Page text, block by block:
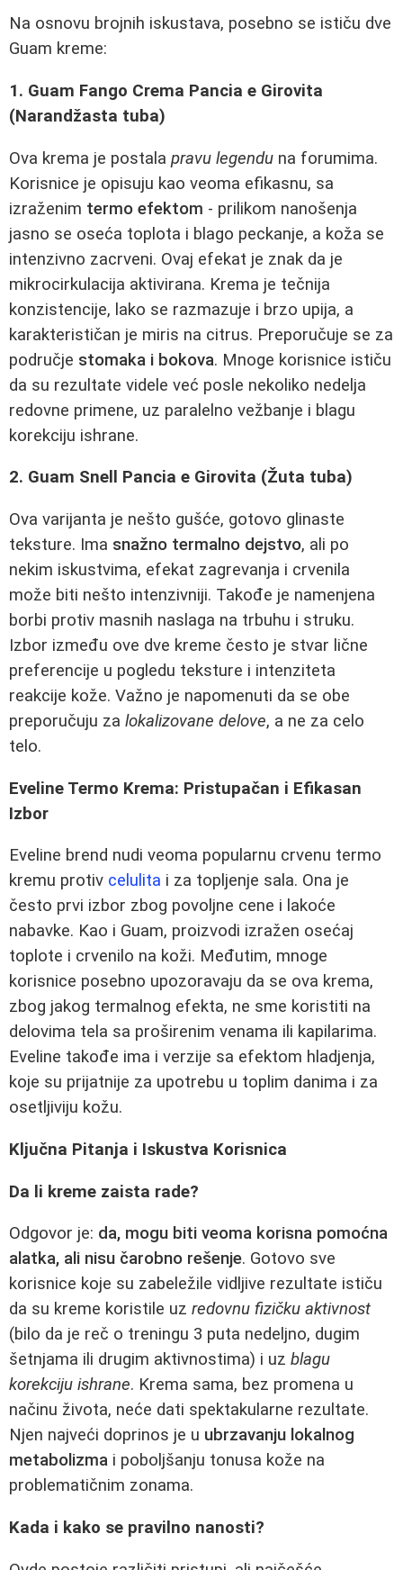
Na osnovu brojnih iskustava, posebno se ističu dve
Guam kreme:
1. Guam Fango Crema Pancia e Girovita
(Narandžasta tuba)
Ova krema je postala pravu legendu na forumima.
Korisnice je opisuju kao veoma efikasnu, sa
izraženim termo efektom - prilikom nanošenja
jasno se oseća toplota i blago peckanje, a koža se
intenzivno zacrveni. Ovaj efekat je znak da je
mikrocirkulacija aktivirana. Krema je tečnija
konzistencije, lako se razmazuje i brzo upija, a
karakterističan je miris na citrus. Preporučuje se za
područje stomaka i bokova. Mnoge korisnice ističu
da su rezultate videle već posle nekoliko nedelja
redovne primene, uz paralelno vežbanje i blagu
korekciju ishrane.
2. Guam Snell Pancia e Girovita (Žuta tuba)
Ova varijanta je nešto gušće, gotovo glinaste
teksture. Ima snažno termalno dejstvo, ali po
nekim iskustvima, efekat zagrevanja i crvenila
može biti nešto intenzivniji. Takođe je namenjena
borbi protiv masnih naslaga na trbuhu i struku.
Izbor između ove dve kreme često je stvar lične
preferencije u pogledu teksture i intenziteta
reakcije kože. Važno je napomenuti da se obe
preporučuju za lokalizovane delove, a ne za celo
telo.
Eveline Termo Krema: Pristupačan i Efikasan
Izbor
Eveline brend nudi veoma popularnu crvenu termo
kremu protiv celulita i za topljenje sala. Ona je
često prvi izbor zbog povoljne cene i lakoće
nabavke. Kao i Guam, proizvodi izražen osećaj
toplote i crvenilo na koži. Međutim, mnoge
korisnice posebno upozoravaju da se ova krema,
zbog jakog termalnog efekta, ne sme koristiti na
delovima tela sa proširenim venama ili kapilarima.
Eveline takođe ima i verzije sa efektom hladjenja,
koje su prijatnije za upotrebu u toplim danima i za
osetljiviju kožu.
Ključna Pitanja i Iskustva Korisnica
Da li kreme zaista rade?
Odgovor je: da, mogu biti veoma korisna pomoćna
alatka, ali nisu čarobno rešenje. Gotovo sve
korisnice koje su zabeležile vidljive rezultate ističu
da su kreme koristile uz redovnu fizičku aktivnost
(bilo da je reč o treningu 3 puta nedeljno, dugim
šetnjama ili drugim aktivnostima) i uz blagu
korekciju ishrane. Krema sama, bez promena u
načinu života, neće dati spektakularne rezultate.
Njen najveći doprinos je u ubrzavanju lokalnog
metabolizma i poboljšanju tonusa kože na
problematičnim zonama.
Kada i kako se pravilno nanosti?